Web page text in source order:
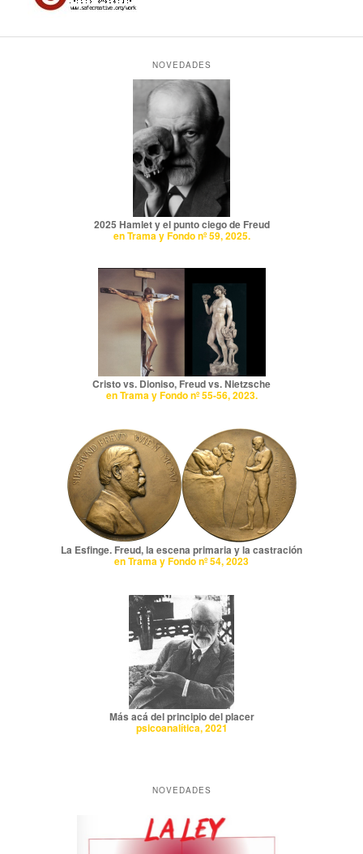
NOVEDADES
2025 Hamlet y el punto ciego de Freud
en Trama y Fondo nº 59, 2025.
Cristo vs. Dioniso, Freud vs. Nietzsche
en Trama y Fondo nº 55-56, 2023.
La Esfinge. Freud, la escena primaria y la castración
en Trama y Fondo nº 54, 2023
Más acá del principio del placer
psicoanalítica, 2021
NOVEDADES